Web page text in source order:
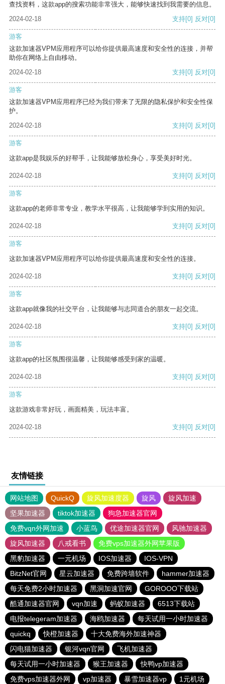
查找资料，这款app的搜索功能非常强大，能够快速找到我需要的信息。
2024-02-18
支持[0] 反对[0]
游客
这款加速器VPM应用程序可以给你提供最高速度和安全性的连接，并帮
助你在网络上自由移动。
2024-02-18
支持[0] 反对[0]
游客
这款加速器VPM应用程序已经为我们带来了无限的隐私保护和安全性保
护。
2024-02-18
支持[0] 反对[0]
游客
这款app是我娱乐的好帮手，让我能够放松身心，享受美好时光。
2024-02-18 支持[0] 反对[0]
游客
这款app的老师非常专业，教学水平很高，让我能够学到实用的知识。
2024-02-18 支持[0] 反对[0]
游客
这款加速器VPM应用程序可以给你提供最高速度和安全性的连接。
2024-02-18 支持[0] 反对[0]
游客
这款app就像我的社交平台，让我能够与志同道合的朋友一起交流。
2024-02-18 支持[0] 反对[0]
游客
这款app的社区氛围很温馨，让我能够感受到家的温暖。
2024-02-18 支持[0] 反对[0]
游客
这款游戏非常好玩，画面精美，玩法丰富。
2024-02-18 支持[0] 反对[0]
友情链接
网站地图 QuickQ 旋风加速度器 旋风
旋风加速
坚果加速器
tiktok加速器
狗急加速器官网
免费vqn外网加速
小蓝鸟 优途加速器官网
风驰加速器
旋风加速器
八戒看书
免费vps加速器外网苹果版
黑豹加速器
一元机场 IOS加速器
IOS-VPN
BitzNet官网
星云加速器 免费跨墙软件
hammer加速器
每天免费2小时加速器
黑洞加速官网
GOROOO下载站
酷通加速器官网
vqn加速 蚂蚁加速器
6513下载站
电报telegeram加速器
海鸥加速器
每天试用一小时加速器
quickq
快橙加速器
十大免费海外加速神器
闪电猫加速器
银河vqn官网
飞机加速器
每天试用一小时加速器
猴王加速器
快鸭vp加速器
免费vps加速器外网
vp加速器 暴雪加速器vp 1元机场